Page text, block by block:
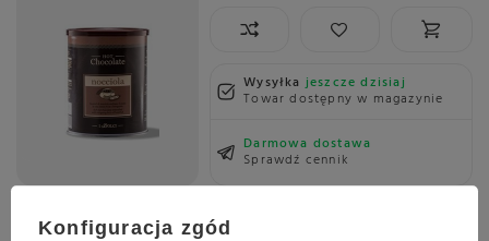
Wysyłkajeszcze dzisiaj
Towar dostępny w magazynie
Darmowa dostawa
Sprawdź cennik
5.00 9 opinie
Konfiguracja zgód